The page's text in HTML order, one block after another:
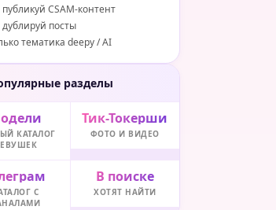
CSAM-контент
посты
тематика deepy / AI
разделы
КАТАЛОГ
Тик-Токерши
ФОТО И ВИДЕО
С
В поиске
ХОТЯТ НАЙТИ